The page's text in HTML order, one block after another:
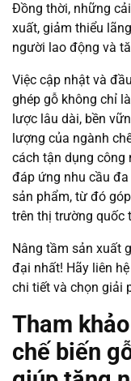
Đồng thời, những
xuất, giảm thiểu
người lao động và
Việc cập nhật và
ghép gỗ không chỉ
lược lâu dài, bền
lượng của ngành
cách tận dụng công
đáp ứng nhu cầu
sản phẩm, từ đó
trên thị trường quốc
Nâng tầm sản xuất
đại nhất! Hãy liên
chi tiết và chọn giải
Tham
chế biến